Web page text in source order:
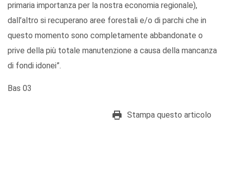
primaria importanza per la nostra economia regionale),
dall’altro si recuperano aree forestali e/o di parchi che in
questo momento sono completamente abbandonate o
prive della più totale manutenzione a causa della mancanza
di fondi idonei”.
Bas 03
Stampa questo articolo